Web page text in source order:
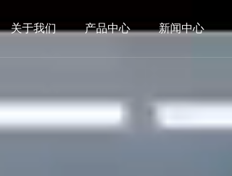
关于我们 产品中心 新闻中心